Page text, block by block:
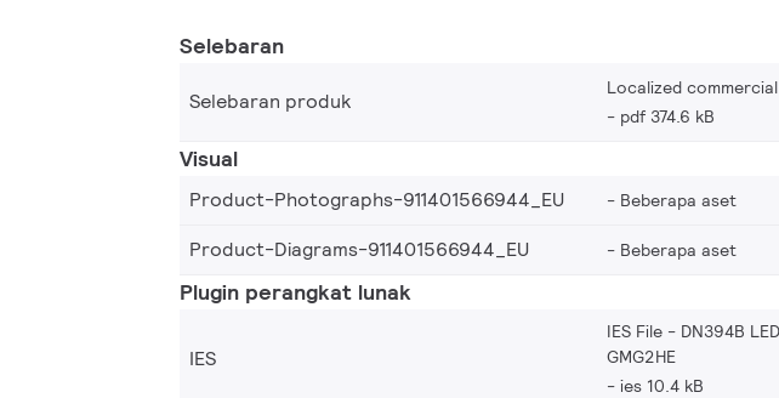
Selebaran
Selebaran produk
Localized
pdf 374.6 kB
Visual
Product-Photographs-911401566944_EU Beberapa aset
Product-Diagrams-911401566944_EU
Beberapa aset
Plugin perangkat lunak
IES
IES File - DN394B
GMG2HE
ies 10.4 kB